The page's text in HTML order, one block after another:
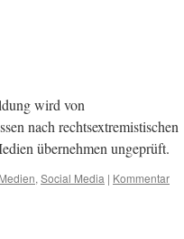
wird von
nach rechtsextremistischen
übernehmen ungeprüft.
Medien, Social Media | Kommentar